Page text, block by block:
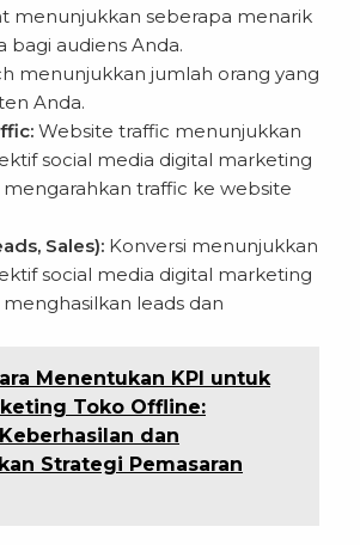
menunjukkan seberapa menarik
bagi audiens Anda.
menunjukkan jumlah orang yang
Anda.
Website traffic menunjukkan
social media digital marketing
traffic ke website
Sales): Konversi menunjukkan
social media digital marketing
leads dan
Menentukan KPI untuk
Toko Offline:
dan
Strategi Pemasaran